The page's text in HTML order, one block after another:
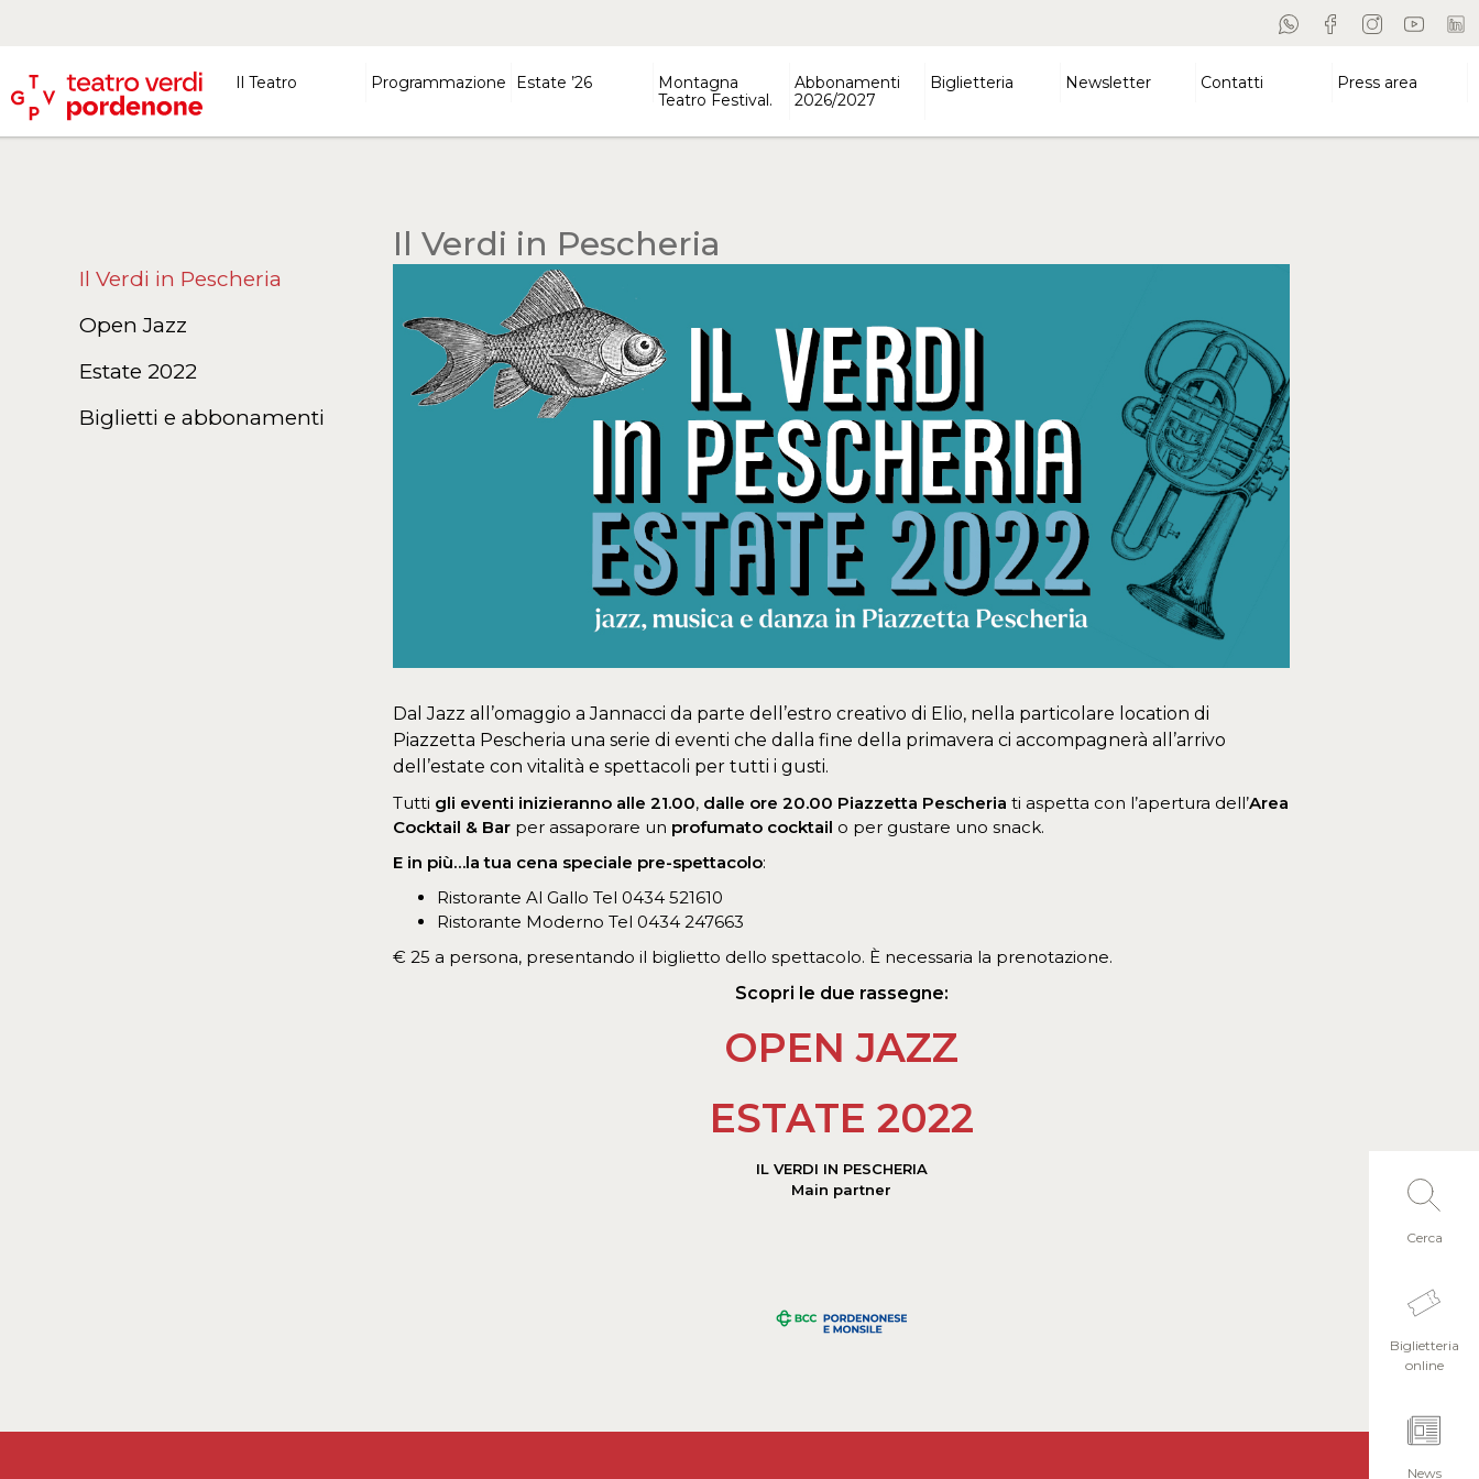
Il Teatro Programmazione Estate ’26
Montagna
Teatro Festival.
Abbonamenti
2026/2027
Biglietteria Newsletter Contatti Press area
Il Verdi in Pescheria
Dal Jazz all’omaggio a Jannacci da parte dell’estro creativo di Elio, nella particolare location di
Piazzetta Pescheria una serie di eventi che dalla fine della primavera ci accompagnerà all’arrivo
dell’estate con vitalità e spettacoli per tutti i gusti.
Tutti gli eventi inizieranno alle 21.00, dalle ore 20.00 Piazzetta Pescheria ti aspetta con l’apertura dell’Area
Cocktail & Bar per assaporare un profumato cocktail o per gustare uno snack.
E in più…la tua cena speciale pre-spettacolo:
Ristorante Al Gallo Tel 0434 521610
Ristorante Moderno Tel 0434 247663
€ 25 a persona, presentando il biglietto dello spettacolo. È necessaria la prenotazione.
Scopri le due rassegne:
OPEN JAZZ
ESTATE 2022
IL VERDI IN PESCHERIA
Main partner
Il Verdi in Pescheria
Open Jazz
Estate 2022
Biglietti e abbonamenti
Cerca
Biglietteria
online
News